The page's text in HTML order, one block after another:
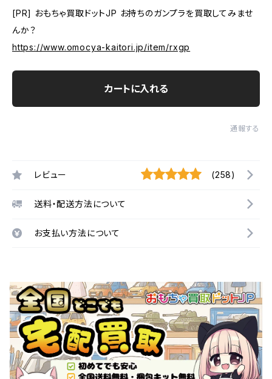
[PR] おもちゃ買取ドットJP お持ちのガンプラを買取してみませ
んか？
https://www.omocya-kaitori.jp/item/rxgp
カートに入れる
通報する
レビュー (258)
送料・配送方法について
お支払い方法について